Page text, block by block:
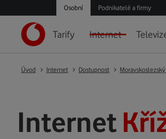
Osobní Podnikatelé a firmy
Tarify Internet
Úvod Internet Dostupnost Moravskoslezský
Internet